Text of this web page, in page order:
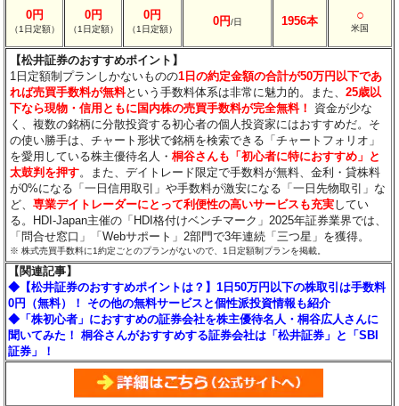
0円
（1日定額）
0円
（1日定額）
0円
（1日定額）
0円/日 1956本 ○
米国
【松井証券のおすすめポイント】
1日定額制プランしかないものの1日の約定金額の合計が50万円以下であ
れば売買手数料が無料という手数料体系は非常に魅力的。また、25歳以
下なら現物・信用ともに国内株の売買手数料が完全無料！
資金が少な
く、複数の銘柄に分散投資する初心者の個人投資家にはおすすめだ。そ
の使い勝手は、チャート形状で銘柄を検索できる「チャートフォリオ」
を愛用している株主優待名人・桐谷さんも「初心者に特におすすめ」と
太鼓判を押す。また、デイトレード限定で手数料が無料、金利・貸株料
が0%になる「一日信用取引」や手数料が激安になる「一日先物取引」な
ど、専業デイトレーダーにとって利便性の高いサービスも充実してい
る。HDI-Japan主催の「HDI格付けベンチマーク」2025年証券業界では、
「問合せ窓口」「Webサポート」2部門で3年連続「三つ星」を獲得。
※ 株式売買手数料に1約定ごとのプランがないので、1日定額制プランを掲載。
【関連記事】
◆【松井証券のおすすめポイントは？】1日50万円以下の株取引は手数料
0円（無料）！ その他の無料サービスと個性派投資情報も紹介
◆「株初心者」におすすめの証券会社を株主優待名人・桐谷広人さんに
聞いてみた！ 桐谷さんがおすすめする証券会社は「松井証券」と「SBI
証券」！